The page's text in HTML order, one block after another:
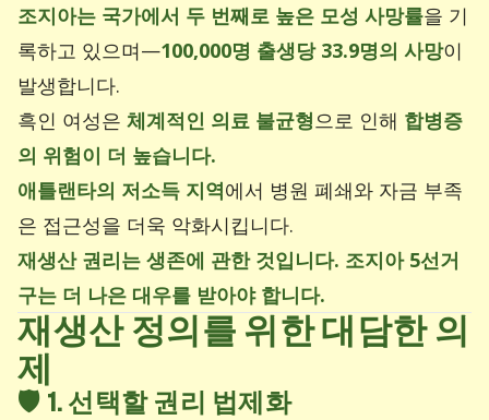
조지아는 국가에서 두 번째로 높은 모성 사망률을 기
록하고 있으며—100,000명 출생당 33.9명의 사망이
발생합니다.
흑인 여성은 체계적인 의료 불균형으로 인해 합병증
의 위험이 더 높습니다.
애틀랜타의 저소득 지역에서 병원 폐쇄와 자금 부족
은 접근성을 더욱 악화시킵니다.
재생산 권리는 생존에 관한 것입니다. 조지아 5선거
구는 더 나은 대우를 받아야 합니다.
재생산 정의를 위한 대담한 의
제
🛡️ 1. 선택할 권리 법제화